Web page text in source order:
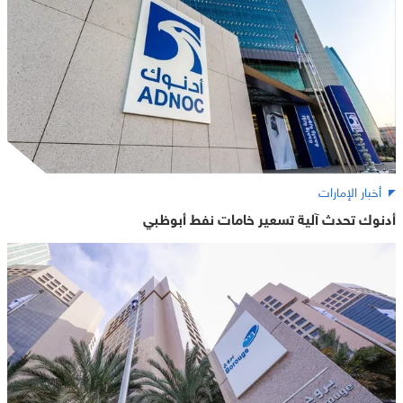
أخبار الإمارات
أدنوك تحدث آلية تسعير خامات نفط أبوظبي